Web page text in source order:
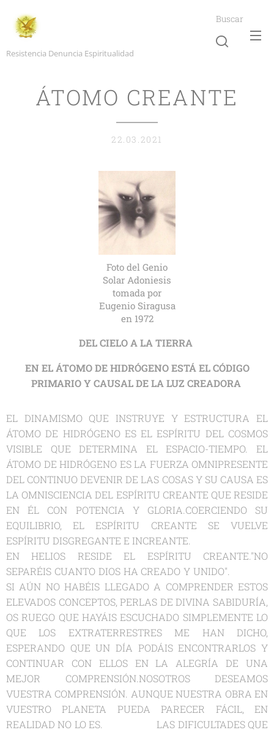
Resistencia Denuncia Espiritualidad
Buscar
ÁTOMO CREANTE
22.03.2021
Foto del Genio
Solar Adoniesis
tomada por
Eugenio Siragusa
en 1972
DEL CIELO A LA TIERRA
EN EL ÁTOMO DE HIDRÓGENO ESTÁ EL CÓDIGO
PRIMARIO Y CAUSAL DE LA LUZ CREADORA
EL DINAMISMO QUE INSTRUYE Y ESTRUCTURA EL
ÁTOMO DE HIDRÓGENO ES EL ESPÍRITU DEL COSMOS
VISIBLE QUE DETERMINA EL ESPACIO-TIEMPO. EL
ÁTOMO DE HIDRÓGENO ES LA FUERZA OMNIPRESENTE
DEL CONTINUO DEVENIR DE LAS COSAS Y SU CAUSA ES
LA OMNISCIENCIA DEL ESPÍRITU CREANTE QUE RESIDE
EN ÉL CON POTENCIA Y GLORIA.COERCIENDO SU
EQUILIBRIO, EL ESPÍRITU CREANTE SE VUELVE
ESPÍRITU DISGREGANTE E INCREANTE.
EN HELIOS RESIDE EL ESPÍRITU CREANTE."NO
SEPARÉIS CUANTO DIOS HA CREADO Y UNIDO".
SI AÚN NO HABÉIS LLEGADO A COMPRENDER ESTOS
ELEVADOS CONCEPTOS, PERLAS DE DIVINA SABIDURÍA,
OS RUEGO QUE HAYÁIS ESCUCHADO SIMPLEMENTE LO
QUE LOS EXTRATERRESTRES ME HAN DICHO,
ESPERANDO QUE UN DÍA PODÁIS ENCONTRARLOS Y
CONTINUAR CON ELLOS EN LA ALEGRÍA DE UNA
MEJOR COMPRENSIÓN.NOSOTROS DESEAMOS
VUESTRA COMPRENSIÓN. AUNQUE NUESTRA OBRA EN
VUESTRO PLANETA PUEDA PARECER FÁCIL, EN
REALIDAD NO LO ES. LAS DIFICULTADES QUE